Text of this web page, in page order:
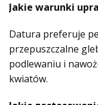
Jakie warunki
Datura preferuje
przepuszczalne
podlewaniu i
kwiatów.